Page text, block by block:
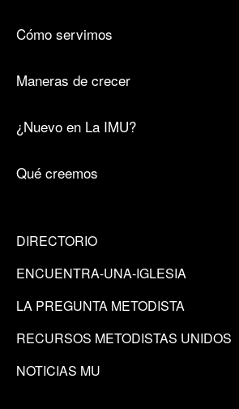
Cómo servimos
Maneras de crecer
¿Nuevo en La IMU?
Qué creemos
DIRECTORIO
ENCUENTRA-UNA-IGLESIA
LA PREGUNTA METODISTA
RECURSOS METODISTAS UNIDOS
NOTICIAS MU